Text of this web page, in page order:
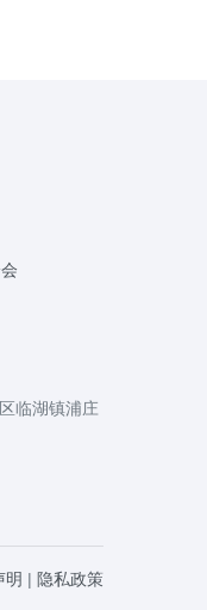
临湖镇浦庄
明 | 隐私政策